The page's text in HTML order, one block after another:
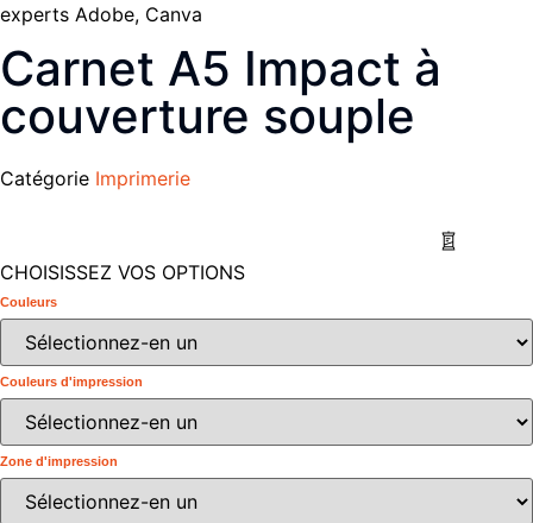
experts Adobe, Canva
Carnet A5 Impact à
couverture souple
Catégorie Imprimerie
CHOISISSEZ VOS OPTIONS
Couleurs
Couleurs d'impression
Zone d'impression